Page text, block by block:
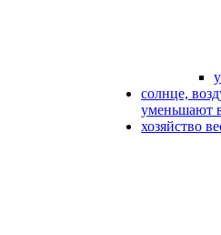
солнце,
уменьшают
хозяйство